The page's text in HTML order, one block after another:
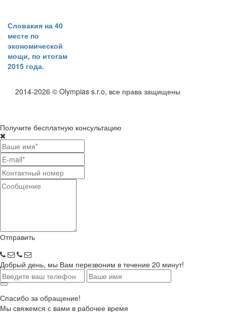
Словакия на 40
месте по
экономической
мощи, по итогам
2015 года.
2014-2026 © Olympias s.r.o, все права защищены
Получите бесплатную консультацию
Отправить
Добрый день, мы Вам перезвоним в течение 20 минут!
Спасибо за обращение!
Мы свяжемся с вами в рабочее время